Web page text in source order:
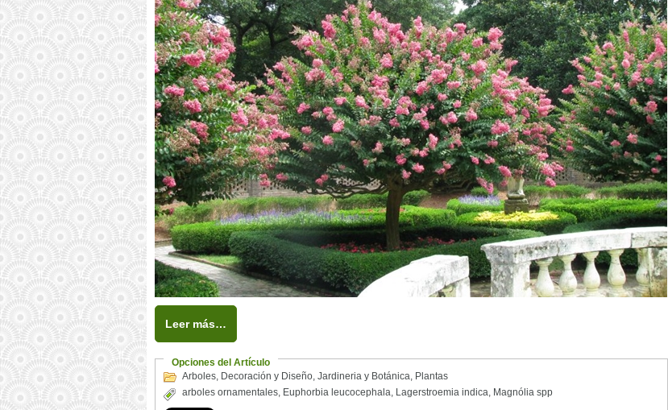
Leer más…
Opciones del Artículo
Arboles, Decoración y Diseño, Jardineria y Botánica, Plantas
arboles ornamentales, Euphorbia leucocephala, Lagerstroemia indica, Magnólia spp